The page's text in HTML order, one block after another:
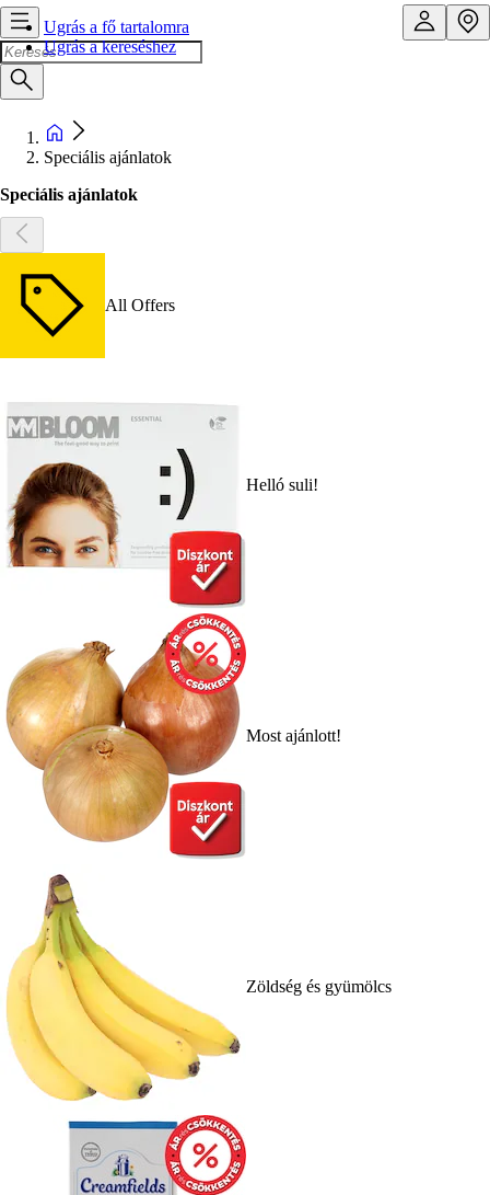
Ugrás a fő tartalomra
Ugrás a kereséshez
Speciális ajánlatok
Speciális ajánlatok
All Offers
Helló suli!
Most ajánlott!
Zöldség és gyümölcs